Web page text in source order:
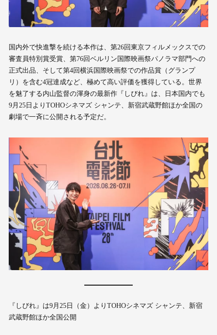
国内外で快進撃を続ける本作は、第26回東京フィルメックスでの
審査員特別賞受賞、第76回ベルリン国際映画祭パノラマ部門への
正式出品、そして第4回横浜国際映画祭での作品賞（グランプ
リ）を含む4冠達成など、極めて高い評価を獲得している。世界
を魅了する内山監督の渾身の最新作『しびれ』は、日本国内でも
9月25日よりTOHOシネマズ シャンテ、新宿武蔵野館ほか全国の
劇場で一斉に公開される予定だ。
『しびれ』は9月25日（金）よりTOHOシネマズ シャンテ、新宿
武蔵野館ほか全国公開